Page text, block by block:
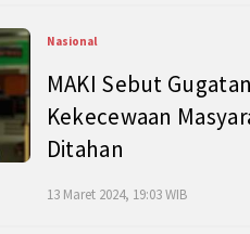
Nasional
MAKI Sebut
Kekecewaan
Ditahan
13 Maret 2024, 19:03 WIB